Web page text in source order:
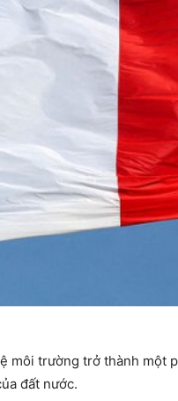
trường trở thành một
đất nước.